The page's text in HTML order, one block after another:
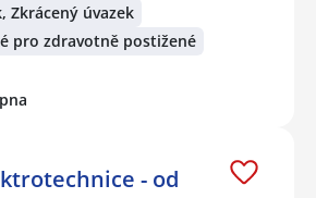
Zkrácený úvazek
pro zdravotně postižené
- od